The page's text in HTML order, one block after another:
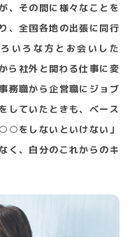
、その間に様々なことを
、全国各地の出張に同行
いろな方とお会いした
ら社外と関わる仕事に変
務職から企営職にジョブ
していたときも、ベース
をしないといけない」
く、自分のこれからのキ